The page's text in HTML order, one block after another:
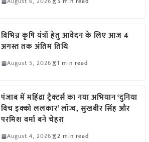
विभिन्न कृषि यंत्रों हेतु आवेदन के लिए आज 4
अगस्त तक अंतिम तिथि
August 5, 2026 1 min read
पंजाब में महिंद्रा ट्रैक्टर्स का नया अभियान ‘दुनिया
विच इक्को ललकार’ लॉन्च, सुखबीर सिंह और
परमिश वर्मा बने चेहरा
August 4, 2026 2 min read